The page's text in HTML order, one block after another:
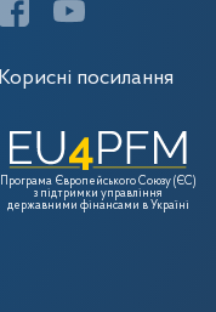
Корисні посилання
Програма Європейського Союзу (ЄС)
з підтримки управління
державними фінансами в Україні